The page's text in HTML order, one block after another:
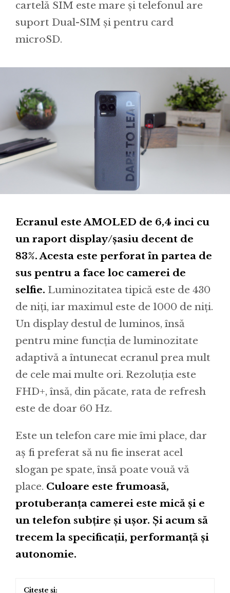
cartelă SIM este mare și telefonul are
suport Dual-SIM și pentru card
microSD.
Ecranul este AMOLED de 6,4 inci cu
un raport display/șasiu decent de
83%. Acesta este perforat în partea de
sus pentru a face loc camerei de
selfie. Luminozitatea tipică este de 430
de niți, iar maximul este de 1000 de niți.
Un display destul de luminos, însă
pentru mine funcția de luminozitate
adaptivă a întunecat ecranul prea mult
de cele mai multe ori. Rezoluția este
FHD+, însă, din păcate, rata de refresh
este de doar 60 Hz.
Este un telefon care mie îmi place, dar
aș fi preferat să nu fie inserat acel
slogan pe spate, însă poate vouă vă
place. Culoare este frumoasă,
protuberanța camerei este mică și e
un telefon subțire și ușor. Și acum să
trecem la specificații, performanță și
autonomie.